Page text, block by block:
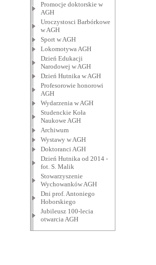
Promocje doktorskie w
AGH
Uroczystosci Barbórkowe
w AGH
Sport w AGH
Lokomotywa AGH
Dzień Edukacji
Narodowej w AGH
Dzień Hutnika w AGH
Profesorowie honorowi
AGH
Wydarzenia w AGH
Studenckie Koła
Naukowe AGH
Archiwum
Wystawy w AGH
Doktoranci AGH
Dzień Hutnika od 2014 -
fot. S. Malik
Stowarzyszenie
Wychowanków AGH
Dni prof. Antoniego
Hoborskiego
Jubileusz 100-lecia
otwarcia AGH